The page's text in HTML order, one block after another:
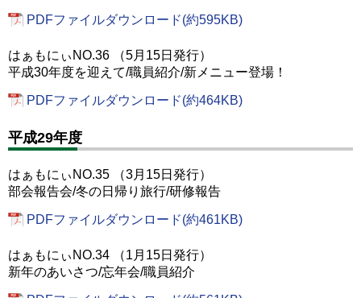
PDFファイルダウンロード(約595KB)
はぁもにぃNO.36 （5月15日発行）
平成30年度を迎えて/職員紹介/新メニュー登場！
PDFファイルダウンロード(約464KB)
平成29年度
はぁもにぃNO.35 （3月15日発行）
部会報告会/冬の日帰り旅行/研修報告
PDFファイルダウンロード(約461KB)
はぁもにぃNO.34 （1月15日発行）
新年のあいさつ/忘年会/職員紹介